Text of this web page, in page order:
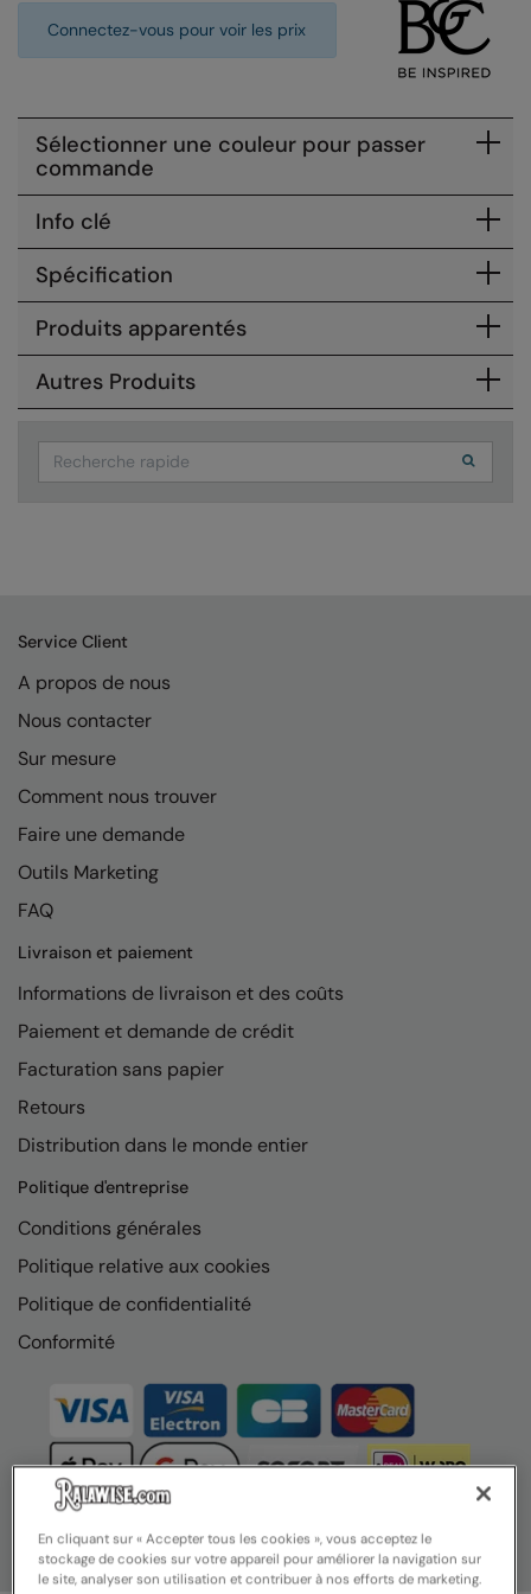
Colortone
Craghoppers Expert
Everyday Essentials
Finden & Hales
Flexfit by Yupoong
Fruit of the Loom
Henbury
Kodak
Kustom Kit
Larkwood
Maddins
Marketing Hub
Mumbles
New Morning Studios
Nike
Onna By Premier
Portman & Pooch
Portwest
Pro RTX
Pro RTX High Visibility
RalaBundle
Onna by Premier
Quadra
Ralaflex
Russell Collection
Russell
Tombo
Westford Mill
Connectez-vous pour voir les prix
Sélectionner une couleur pour passer
commande
Info clé
Spécification
Produits apparentés
Autres Produits
Search
Service Client
A propos de nous
Nous contacter
Sur mesure
Comment nous trouver
Faire une demande
Outils Marketing
FAQ
Livraison et paiement
Informations de livraison et des coûts
Paiement et demande de crédit
Facturation sans papier
Retours
Distribution dans le monde entier
Politique d'entreprise
Conditions générales
Politique relative aux cookies
Politique de confidentialité
Conformité
En cliquant sur « Accepter tous les cookies », vous acceptez le
stockage de cookies sur votre appareil pour améliorer la navigation sur
le site, analyser son utilisation et contribuer à nos efforts de marketing.